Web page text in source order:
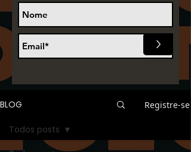
>
BLOG Registre-se
Todos posts